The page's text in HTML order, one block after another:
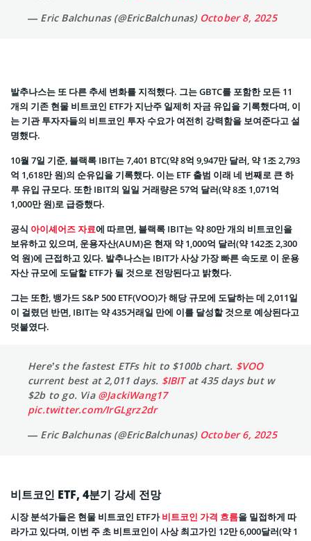
— Eric Balchunas (@EricBalchunas) October 8, 2025
발추나스는 또 다른 추세 변화를 지적했다. 그는 GBTC를 포함한 모든 11
개의 기존 현물 비트코인 ETF가 지난주 일제히 자금 유입을 기록했다며, 이
는 기관 투자자들의 비트코인 투자 수요가 여전히 강력함을 보여준다고 설
명했다.
10월 7일 기준, 블랙록 IBIT는 7,401 BTC(약 8억 9,947만 달러, 약 1조 2,793
억 1,618만 원)의 순유입을 기록했다. 이는 ETF 출범 이래 네 번째로 큰 하
루 유입 규모다. 또한 IBIT의 일일 거래량은 57억 달러(약 8조 1,071억
1,000만 원)로 급증했다.
공식 아이셰어즈 자료에 따르면, 블랙록 IBIT는 약 80만 개의 비트코인을
보유하고 있으며, 운용자산(AUM)은 현재 약 1,000억 달러(약 142조 2,300
억 원)에 근접하고 있다. 발추나스는 IBIT가 사상 가장 빠른 속도로 이 운용
자산 규모에 도달할 ETF가 될 것으로 전망된다고 밝혔다.
그는 또한, 뱅가드 S&P 500 ETF(VOO)가 해당 규모에 도달하는 데 2,011일
이 걸렸던 반면, IBIT는 약 435거래일 만에 이를 달성할 것으로 예상된다고
덧붙였다.
Here’s the fastest ETFs hit to $100b chart. $VOO
current best at 2,011 days. $IBITat 435 days but w
$2b to go. Via @JackiWang17
pic.twitter.com/IrGLgrz2dr
— Eric Balchunas (@EricBalchunas) October 6, 2025
비트코인 ETF, 4분기 강세 전망
시장 분석가들은 현물 비트코인 ETF가비트코인 가격 흐름을 밀접하게 따
라가고 있다며, 이번 주 초 비트코인이 사상 최고가인 12만 6,000달러(약 1